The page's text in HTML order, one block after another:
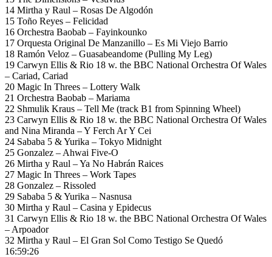
14 Mirtha y Raul – Rosas De Algodón
15 Toño Reyes – Felicidad
16 Orchestra Baobab – Fayinkounko
17 Orquesta Original De Manzanillo – Es Mi Viejo Barrio
18 Ramón Veloz – Guasabeandome (Pulling My Leg)
19 Carwyn Ellis & Rio 18 w. the BBC National Orchestra Of Wales
– Cariad, Cariad
20 Magic In Threes – Lottery Walk
21 Orchestra Baobab – Mariama
22 Shmulik Kraus – Tell Me (track B1 from Spinning Wheel)
23 Carwyn Ellis & Rio 18 w. the BBC National Orchestra Of Wales
and Nina Miranda – Y Ferch Ar Y Cei
24 Sababa 5 & Yurika – Tokyo Midnight
25 Gonzalez – Ahwai Five-O
26 Mirtha y Raul – Ya No Habrán Raices
27 Magic In Threes – Work Tapes
28 Gonzalez – Rissoled
29 Sababa 5 & Yurika – Nasnusa
30 Mirtha y Raul – Casina y Epidecus
31 Carwyn Ellis & Rio 18 w. the BBC National Orchestra Of Wales
– Arpoador
32 Mirtha y Raul – El Gran Sol Como Testigo Se Quedó
16:59:26